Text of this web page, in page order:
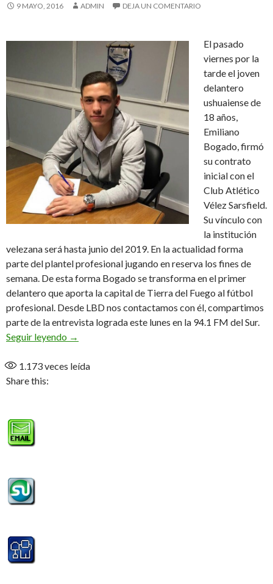
9 MAYO, 2016 ADMIN DEJA UN COMENTARIO
El pasado
viernes por la
tarde el joven
delantero
ushuaiense de
18 años,
Emiliano
Bogado, firmó
su contrato
inicial con el
Club Atlético
Vélez Sarsfield.
Su vínculo con
la institución
velezana será hasta junio del 2019. En la actualidad forma
parte del plantel profesional jugando en reserva los fines de
semana. De esta forma Bogado se transforma en el primer
delantero que aporta la capital de Tierra del Fuego al fútbol
profesional. Desde LBD nos contactamos con él, compartimos
parte de la entrevista lograda este lunes en la 94.1 FM del Sur.
Seguir leyendo «Emi», el primer delantero (Audio)
→
1.173veces leída
Share this: